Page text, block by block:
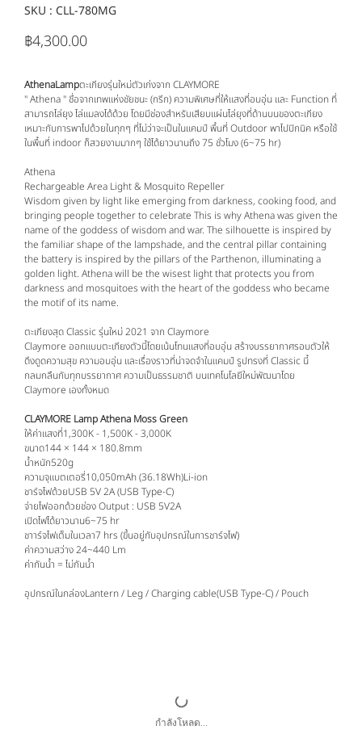
SKU : SKU
CLL-
CLL-780MG
ราคา
฿4,300.00
AthenaLampตะเกียงรุ่นใหม่ตัวเก่งจาก CLAYMORE
" Athena " ชื่อจากเทพแห่งชัยชนะ (กรีก) ความพิเศษที่ให้แสงที่อบอุ่น และ Function ที่
สามารถไล่ยุง ไล่แมลงได้ด้วย โดยมีช่องสำหรับเสียบแผ่นไล่ยุงที่ด้านบนของตะเกียง
เหมาะกับการพาไปด้วยในทุกๆ ที่ไม่ว่าจะเป็นในแคมป์ พื้นที่ Outdoor พาไปปิกนิค หรือใช้
ในพื้นที่ indoor ก็สวยงามมากๆ ใช้ได้ยาวนานถึง 75 ชั่วโมง (6~75 hr)
Athena
Rechargeable Area Light & Mosquito Repeller
Wisdom given by light like emerging from darkness, cooking food, and
bringing people together to celebrate This is why Athena was given the
name of the goddess of wisdom and war. The silhouette is inspired by
the familiar shape of the lampshade, and the central pillar containing
the battery is inspired by the pillars of the Parthenon, illuminating a
golden light. Athena will be the wisest light that protects you from
darkness and mosquitoes with the heart of the goddess who became
the motif of its name.
ตะเกียงสุด Classic รุ่นใหม่ 2021 จาก Claymore
Claymore ออกแบบตะเกียงตัวนี้โดยเน้นโทนแสงที่อบอุ่น สร้างบรรยากาศรอบตัวให้
ดึงดูดความสุข ความอบอุ่น และเรื่องราวที่น่าจดจำในแคมป์ รูปทรงที่ Classic นี้
กลมกลืนกับทุกบรรยากาศ ความเป็นธรรมชาติ บนเทคโนโลยีใหม่พัฒนาโดย
Claymore เองทั้งหมด
CLAYMORE Lamp Athena Moss Green
ให้ค่าแสงที่1,300K - 1,500K - 3,000K
ขนาด144 × 144 × 180.8mm
น้ำหนัก520g
ความจุแบตเตอรี่10,050mAh (36.18Wh)Li-ion
ชาร์จไฟด้วยUSB 5V 2A (USB Type-C)
จ่ายไฟออกด้วยช่อง Output : USB 5V2A
เปิดไฟได้ยาวนาน6~75 hr
ชาาร์จไฟเต็มในเวลา7 hrs (ขึ้นอยู่กับอุปกรณ์ในการชาร์จไฟ)
ค่าความสว่าง 24~440 Lm
ค่ากันน้ำ = ไม่กันน้ำ
อุปกรณ์ในกล่องLantern / Leg / Charging cable(USB Type-C) / Pouch
กำลังโหลด...